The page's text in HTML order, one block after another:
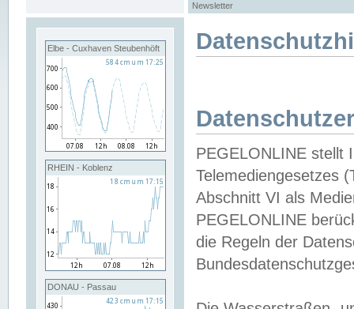
Newsletter
Elbe - Cuxhaven Steubenhöft
RHEIN - Koblenz
DONAU - Passau
PEGELONLINE stellt
Telemediengesetzes
Abschnitt VI als
PEGELONLINE
die Regeln der